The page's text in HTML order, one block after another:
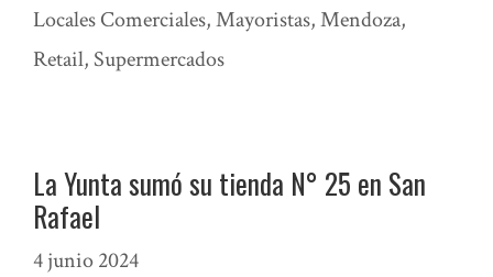
Locales Comerciales,Mayoristas,Mendoza,
Retail, Supermercados
La Yunta sumó su tienda N° 25 en San
Rafael
4 junio 2024